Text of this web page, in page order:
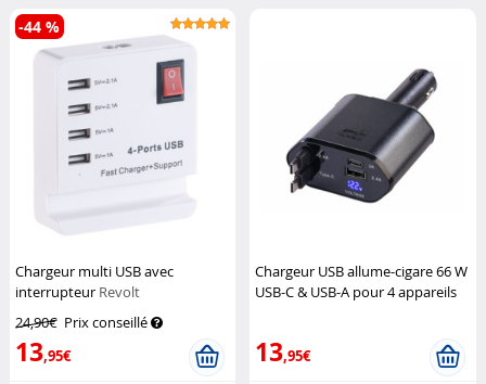
avec USB-...
Chargeur multi USB avec
interrupteur Revolt
24,90€ Prix conseillé
13,95€
-44 %
Chargeur USB allume-cigare 66 W
USB-C & USB-A pour 4 appareils
13,95€